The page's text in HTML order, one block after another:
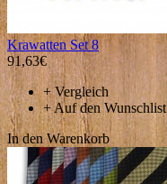
Krawatten Set 8
91,63€
+Vergleich
+Auf den Wunschlist
In den Warenkorb